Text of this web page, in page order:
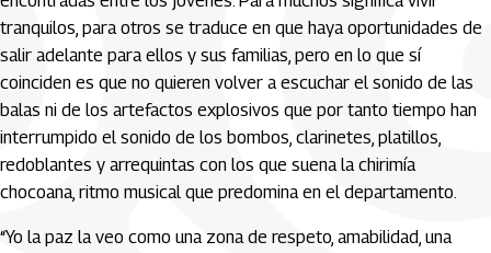
tranquilos, para otros se traduce en que haya oportunidades de
salir adelante para ellos y sus familias, pero en lo que sí
coinciden es que no quieren volver a escuchar el sonido de las
balas ni de los artefactos explosivos que por tanto tiempo han
interrumpido el sonido de los bombos, clarinetes, platillos,
redoblantes y arrequintas con los que suena la chirimía
chocoana, ritmo musical que predomina en el departamento.
“Yo la paz la veo como una zona de respeto, amabilidad, una